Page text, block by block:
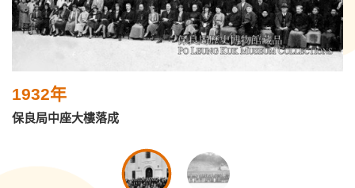
1932年
保良局中座大樓落成